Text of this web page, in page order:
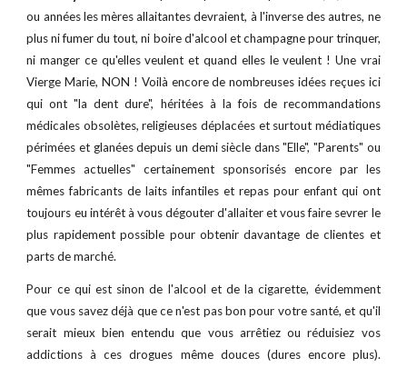
ou années les mères allaitantes devraient, à l'inverse des autres, ne
plus ni fumer du tout, ni boire d'alcool et champagne pour trinquer,
ni manger ce qu'elles veulent et quand elles le veulent ! Une vrai
Vierge Marie, NON ! Voilà encore de nombreuses idées reçues ici
qui ont "la dent dure", héritées à la fois de recommandations
médicales obsolètes, religieuses déplacées et surtout médiatiques
périmées et glanées depuis un demi siècle dans "Elle", "Parents" ou
"Femmes actuelles" certainement sponsorisés encore par les
mêmes fabricants de laits infantiles et repas pour enfant qui ont
toujours eu intérêt à vous dégouter d'allaiter et vous faire sevrer le
plus rapidement possible pour obtenir davantage de clientes et
parts de marché.
Pour ce qui est sinon de l'alcool et de la cigarette, évidemment
que vous savez déjà que ce n'est pas bon pour votre santé, et qu'il
serait mieux bien entendu que vous arrêtiez ou réduisiez vos
addictions à ces drogues même douces (dures encore plus).